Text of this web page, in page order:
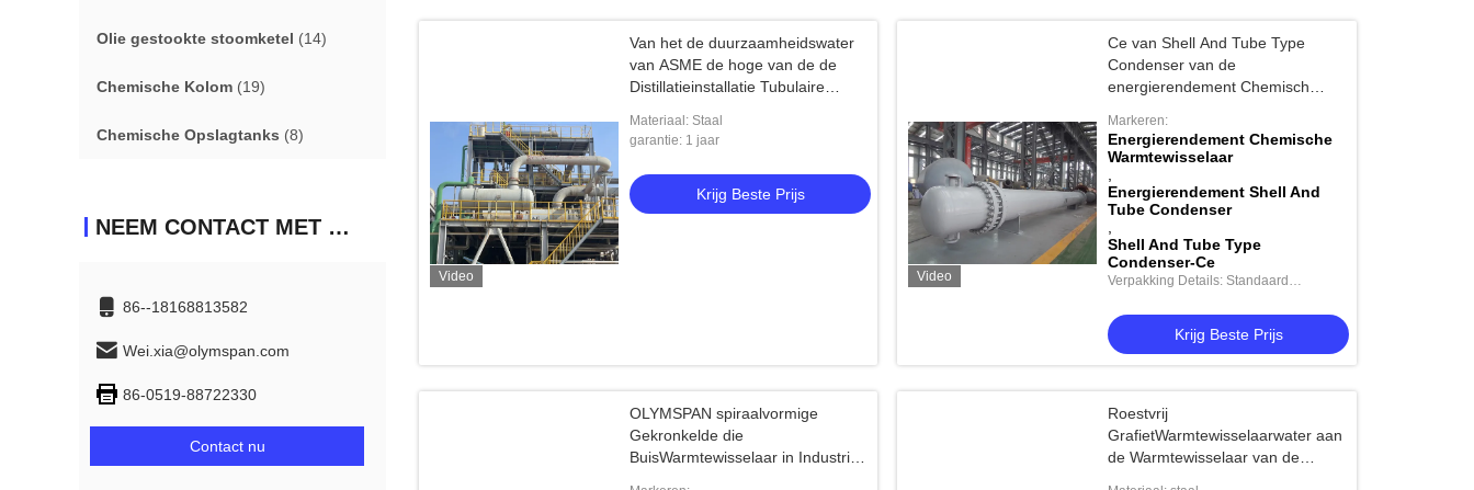
Olie gestookte stoomketel (14)
Chemische Kolom (19)
Chemische Opslagtanks (8)
NEEM CONTACT MET ONS OP
86--18168813582
Wei.xia@olymspan.com
86-0519-88722330
Contact nu
Video
Van het de duurzaamheidswater
van ASME de hoge van de de
Distillatieinstallatie Tubulaire
Materiaal: Staal
garantie: 1 jaar
Krijg Beste Prijs
Video
Ce van Shell And Tube Type
Condenser van de
energierendement Chemisch
Markeren:
Energierendement Chemische
Warmtewisselaar
Energierendement Shell And
Tube Condenser
Shell And Tube Type
Condenser-Ce
Verpakking Details: Standaard
Krijg Beste Prijs
OLYMSPAN spiraalvormige
Gekronkelde die
BuisWarmtewisselaar in Industrie
Roestvrij
GrafietWarmtewisselaarwater aan
de Warmtewisselaar van de